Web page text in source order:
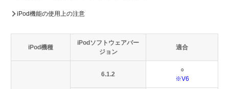
iPod機能の使用上の注意
iPod機種
iPodソフトウェアバー
ジョン
適合
6.1.2
○
※V6